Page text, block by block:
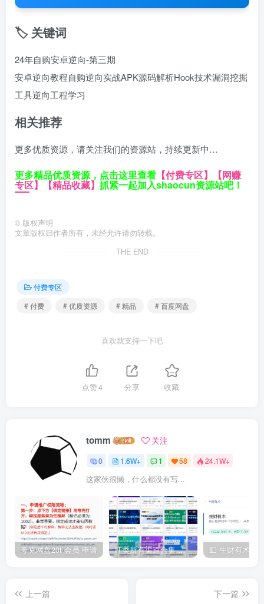
🏷️ 关键词
24年自购安卓逆向-第三期
安卓逆向教程自购逆向实战APK源码解析Hook技术漏洞挖掘
工具逆向工程学习
相关推荐
更多优质资源，请关注我们的资源站，持续更新中…
更多精品优质资源，点击这里查看 【付费专区】 【网赚
专区】 【精品收藏】 抓紧一起加入shaocun资源站吧！
© 版权声明
文章版权归作者所有，未经允许请勿转载。
THE END
付费专区
# 付费
# 优质资源 # 精品 # 百度网盘
喜欢就支持一下吧
点赞4 分享 收藏
tomm 关注
0 1.6W+ 1 58 24.1W+
这家伙很懒，什么都没有写...
夸克网盘20t 会员 申请 IT类所有渠道合集 持续日更，目前近四千多条资源 年费用户微信私信获取权限
上一篇
下一篇